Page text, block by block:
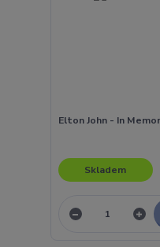
Elton John - In
Skladem